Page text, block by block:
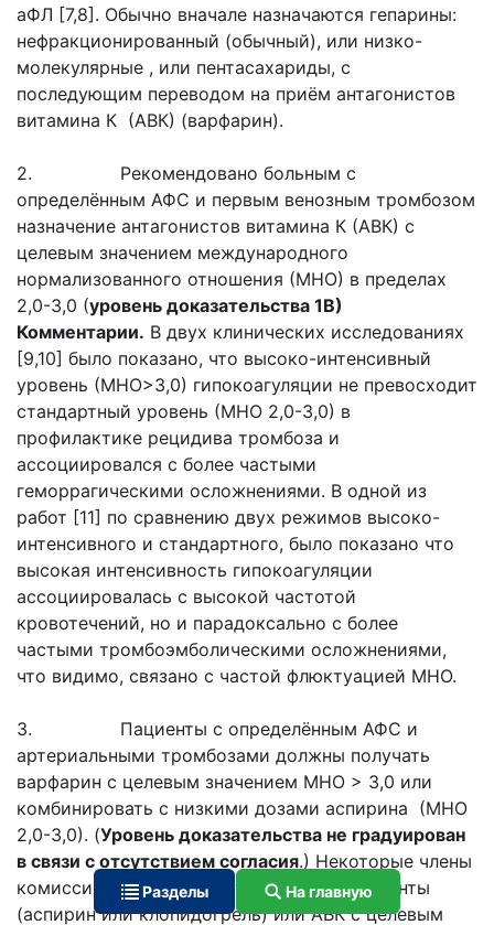
аФЛ [7,8]. Обычно вначале назначаются гепарины:
нефракционированный (обычный), или низко-
молекулярные , или пентасахариды, с
последующим переводом на приём антагонистов
витамина К (АВК) (варфарин).
2. Рекомендовано больным с
определённым АФС и первым венозным тромбозом
назначение антагонистов витамина К (АВК) с
целевым значением международного
нормализованного отношения (МНО) в пределах
2,0-3,0 (уровень доказательства 1В)
Комментарии. В двух клинических исследованиях
[9,10] было показано, что высоко-интенсивный
уровень (МНО>3,0) гипокоагуляции не превосходит
стандартный уровень (МНО 2,0-3,0) в
профилактике рецидива тромбоза и
ассоциировался с более частыми
геморрагическими осложнениями. В одной из
работ [11] по сравнению двух режимов высоко-
интенсивного и стандартного, было показано что
высокая интенсивность гипокоагуляции
ассоциировалась с высокой частотой
кровотечений, но и парадоксально с более
частыми тромбоэмболическими осложнениями,
что видимо, связано с частой флюктуацией МНО.
3. Пациенты с определённым АФС и
артериальными тромбозами должны получать
варфарин с целевым значением МНО > 3,0 или
комбинировать с низкими дозами аспирина (МНО
2,0-3,0). (Уровень доказательства не градуирован
в связи с отсутствием согласия.) Некоторые члены
комиссии полагают, что только антиагреганты
(аспирин или клопидогрель) или АВК с целевым
Разделы На главную